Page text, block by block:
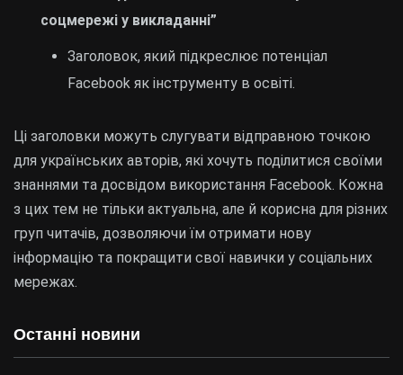
Останні новини
соцмережі у викладанні”
Заголовок, який підкреслює потенціал
Facebook як інструменту в освіті.
Ці заголовки можуть слугувати відправною точкою
для українських авторів, які хочуть поділитися своїми
знаннями та досвідом використання Facebook. Кожна
з цих тем не тільки актуальна, але й корисна для різних
груп читачів, дозволяючи їм отримати нову
інформацію та покращити свої навички у соціальних
мережах.